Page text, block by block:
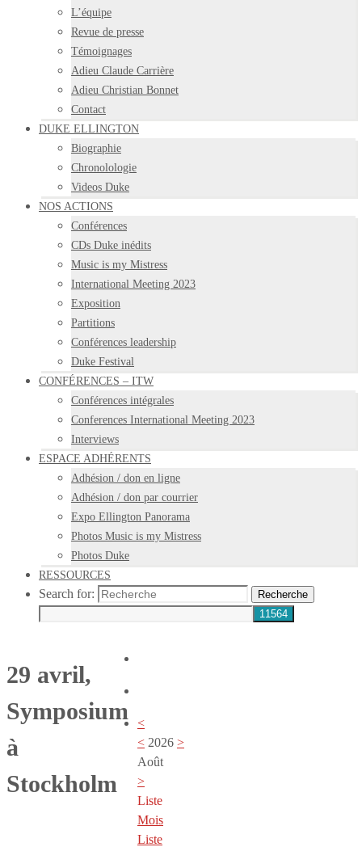
L’équipe
Revue de presse
Témoignages
Adieu Claude Carrière
Adieu Christian Bonnet
Contact
DUKE ELLINGTON
Biographie
Chronolologie
Videos Duke
NOS ACTIONS
Conférences
CDs Duke inédits
Music is my Mistress
International Meeting 2023
Exposition
Partitions
Conférences leadership
Duke Festival
CONFÉRENCES – ITW
Conférences intégrales
Conferences International Meeting 2023
Interviews
ESPACE ADHÉRENTS
Adhésion / don en ligne
Adhésion / don par courrier
Expo Ellington Panorama
Photos Music is my Mistress
Photos Duke
RESSOURCES
Search for: Recherche
29 avril,
Symposium
à
Stockholm
<
< 2026 >
Août
>
Liste
Mois
Liste